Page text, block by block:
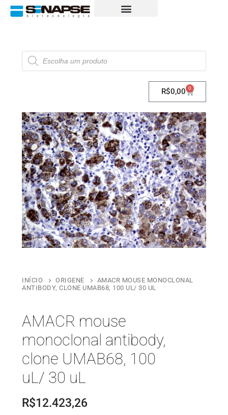
R$0,00 0
INÍCIO ORIGENE
AMACR MOUSE MONOCLONAL
ANTIBODY, CLONE UMAB68, 100 UL/ 30 UL
AMACR mouse
monoclonal antibody,
clone UMAB68, 100
uL/ 30 uL
R$12.423,26